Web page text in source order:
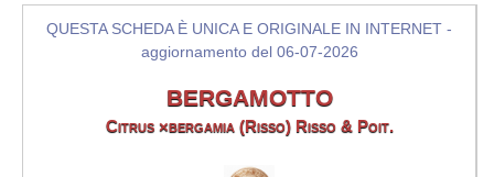
QUESTA SCHEDA È UNICA E ORIGINALE IN INTERNET -
aggiornamento del 06-07-2026
BERGAMOTTO
Citrus ×bergamia (Risso) Risso & Poit.